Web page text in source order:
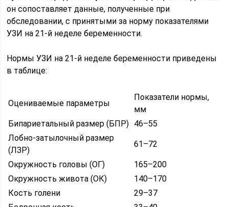
он сопоставляет данные, полученные при
обследовании, с принятыми за норму показателями
УЗИ на 21-й неделе беременности.
Нормы УЗИ на 21-й неделе беременности приведены
в таблице:
Оцениваемые параметры
Показатели нормы,
мм
Бипариетальный размер (БПР) 46–55
Лобно-затылочный размер
(ЛЗР)
61–72
Окружность головы (ОГ)
165–200
Окружность живота (ОК)
140–170
Кость голени
29–37